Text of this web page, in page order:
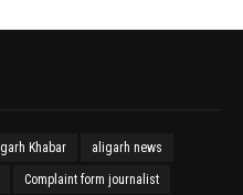
Khabar aligarh news
Complaint form journalist